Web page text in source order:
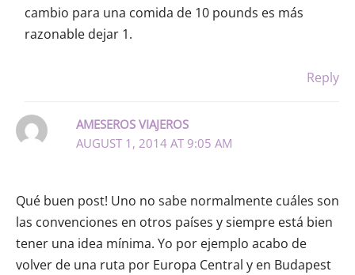
cambio para una comida de 10 pounds es más
razonable dejar 1.
Reply
AMESEROS VIAJEROS
AUGUST 1, 2014 AT 9:05 AM
Qué buen post! Uno no sabe normalmente cuáles son
las convenciones en otros países y siempre está bien
tener una idea mínima. Yo por ejemplo acabo de
volver de una ruta por Europa Central y en Budapest